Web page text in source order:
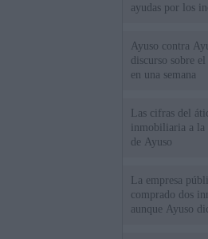
ayudas por los
Ayuso contra
discurso sobre
en una semana
Las cifras del
inmobiliaria a la
de Ayuso
La empresa
comprado dos
aunque Ayuso